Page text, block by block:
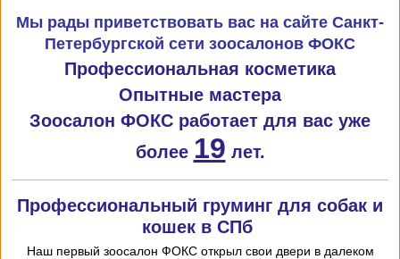
Мы рады приветствовать вас на сайте Санкт-
Петербургской сети зоосалонов ФОКС
Профессиональная косметика
Опытные мастера
Зоосалон ФОКС работает для вас уже
более 19 лет.
Профессиональный груминг для собак и
кошек в СПб
Наш первый зоосалон ФОКС открыл свои двери в далеком